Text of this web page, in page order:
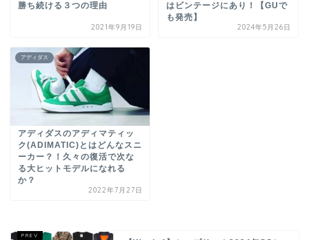
勝ち続ける３つの理由
2021年9月19日
はビンテージにあり！【GUで
も発売】
2024年5月26日
アディダス
アディダスのアディマティッ
ク(ADIMATIC)とはどんなスニ
ーカー？！久々の復活で次な
る大ヒットモデルになれる
か？
2022年7月27日